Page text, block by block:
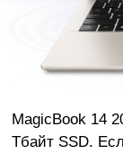
MagicBook 14
Тбайт SSD.